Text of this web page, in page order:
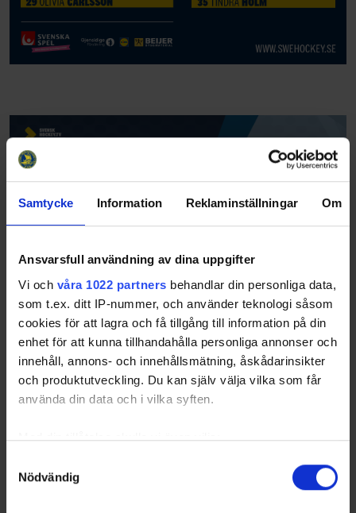
Samtycke Information Reklaminställningar Om
Ansvarsfull användning av dina uppgifter
Vi och våra 1022 partners behandlar din personliga data,
som t.ex. ditt IP-nummer, och använder teknologi såsom
cookies för att lagra och få tillgång till information på din
enhet för att kunna tillhandahålla personliga annonser och
innehåll, annons- och innehållsmätning, åskådarinsikter
och produktutveckling. Du kan själv välja vilka som får
använda din data och i vilka syften.
Med din tillåtelse skulle vi även vilja:
som kan ha en noggrannhet på upp till flera meter
Nödvändig